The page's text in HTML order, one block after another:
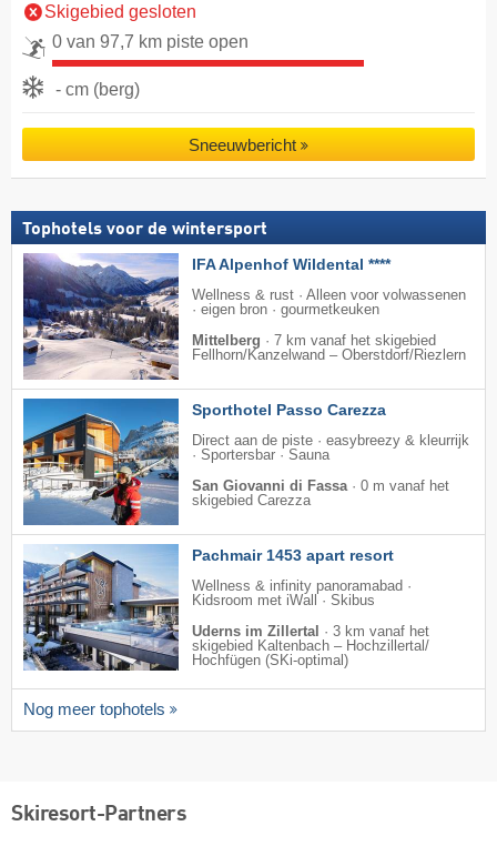
Skigebied gesloten
0 van 97,7 km piste open
- cm (berg)
Sneeuwbericht
Tophotels voor de wintersport
IFA Alpenhof Wildental ****
Wellness & rust · Alleen voor volwassenen
· eigen bron · gourmetkeuken
Mittelberg · 7 km vanaf het skigebied
Fellhorn/​Kanzelwand – Oberstdorf/​Riezlern
Sporthotel Passo Carezza
Direct aan de piste · easybreezy & kleurrijk
· Sportersbar · Sauna
San Giovanni di Fassa· 0 m vanaf het
skigebied Carezza
Pachmair 1453 apart resort
Wellness & infinity panoramabad ·
Kidsroom met iWall · Skibus
Uderns im Zillertal · 3 km vanaf het
skigebied Kaltenbach – Hochzillertal/​
Hochfügen (SKi-optimal)
Nog meer tophotels
Skiresort-Partners